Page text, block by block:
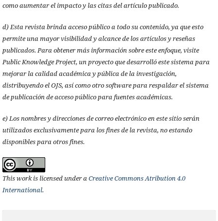
como aumentar el impacto y las citas del artículo publicado.
d) Esta revista brinda acceso público a todo su contenido, ya que esto
permite una mayor visibilidad y alcance de los artículos y reseñas
publicados. Para obtener más información sobre este enfoque, visite
Public Knowledge Project, un proyecto que desarrolló este sistema para
mejorar la calidad académica y pública de la investigación,
distribuyendo el OJS, así como otro software para respaldar el sistema
de publicación de acceso público para fuentes académicas.
e) Los nombres y direcciones de correo electrónico en este sitio serán
utilizados exclusivamente para los fines de la revista, no estando
disponibles para otros fines.
This work is licensed under aCreative Commons Atribution 4.0
International.